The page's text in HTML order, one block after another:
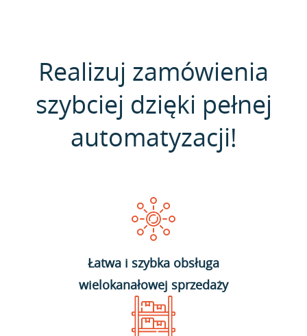
Realizuj zamówienia
szybciej dzięki pełnej
automatyzacji!
Łatwa i szybka obsługa
wielokanałowej sprzedaży